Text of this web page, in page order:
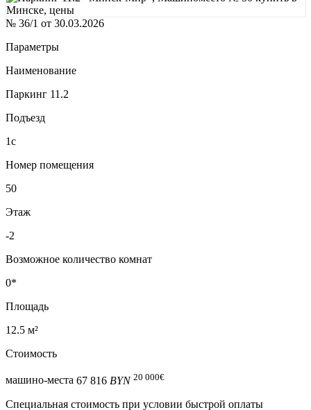
№ 36/1 от 30.03.2026
Параметры
Наименование
Паркинг 11.2
Подъезд
1с
Номер помещения
50
Этаж
-2
Возможное количество комнат
0*
Площадь
12.5 м²
Стоимость
машино-места 67 816 BYN 20 000€
Специальная cтоимость при условии быстрой оплаты